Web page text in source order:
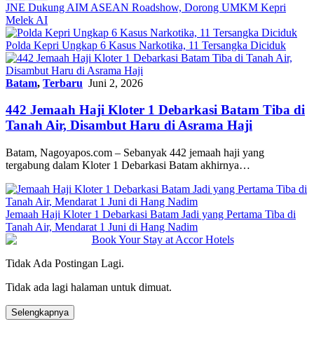
JNE Dukung AIM ASEAN Roadshow, Dorong UMKM Kepri
Melek AI
Polda Kepri Ungkap 6 Kasus Narkotika, 11 Tersangka Diciduk
Batam, Terbaru Juni 2, 2026
442 Jemaah Haji Kloter 1 Debarkasi Batam Tiba di
Tanah Air, Disambut Haru di Asrama Haji
Batam, Nagoyapos.com – Sebanyak 442 jemaah haji yang
tergabung dalam Kloter 1 Debarkasi Batam akhirnya…
Jemaah Haji Kloter 1 Debarkasi Batam Jadi yang Pertama Tiba di
Tanah Air, Mendarat 1 Juni di Hang Nadim
Tidak Ada Postingan Lagi.
Tidak ada lagi halaman untuk dimuat.
Selengkapnya